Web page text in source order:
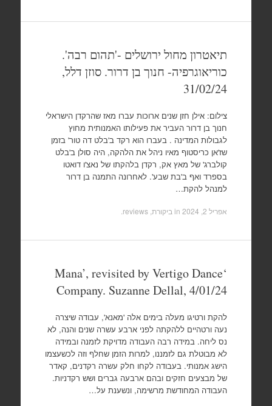
תיאטרון מחול ירושלים -'תהום רבה'.
כוריאוגרפיה- חנוך בן דרור. סוזן דלל,
31/02/24
צילום: אילן חזן שנים ארוכות עברו מאז שהרקדן הישראלי
חנוך בן דרור העביר את פעילותו האמנותית מחוץ
לגבולות המדינה . בעברו הוא רקד ב'בלט דה טור' בזמן
שז'אן כריסטוף מאיו ניהל את הלהקה, היה סולן ב'בלט
קולברג' של מאץ אק, רקדן בלהקתו של נאצ'ו דואטו
בספרד ואף ב'בת שבע'. לאחרונה התמנה בן דרור
למנהל להקת…
אפריל 2, 2024 in ביקורת, reviews
‘Mana’, revisited by Vertigo Dance
Company. Suzanne Dellal, 4/01/24
להקת ורטיגו מעלה בימים אלה 'מאנא', עבודה שיצרה
נעה ורטהיים ללהקתה לפני ארבע עשרה שנים והנה, לא
נס ליחה. במידה רבה העבודה מדויקת לזמנה ובמידה
לא מבוטלת גם לזמננו, למרות הזמן שחלף וזה לכשעצמו
הישג אמנותי. בעבודה לקחו חלק עשרה רקדנים, קאדר
של מבצעים חזקים ובהם ארבעה גברים ושש רקדניות.
העבודה המחודשת מרשימה, ונשענת על…